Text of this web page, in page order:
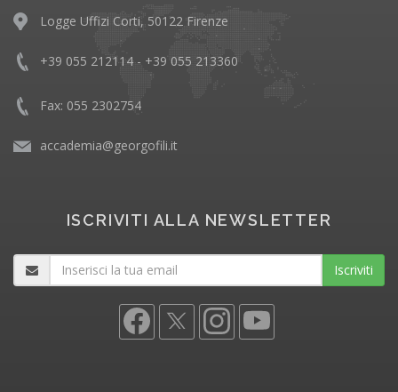
Logge Uffizi Corti, 50122 Firenze
+39 055 212114 - +39 055 213360
Fax: 055 2302754
accademia@georgofili.it
ISCRIVITI ALLA NEWSLETTER
Iscriviti